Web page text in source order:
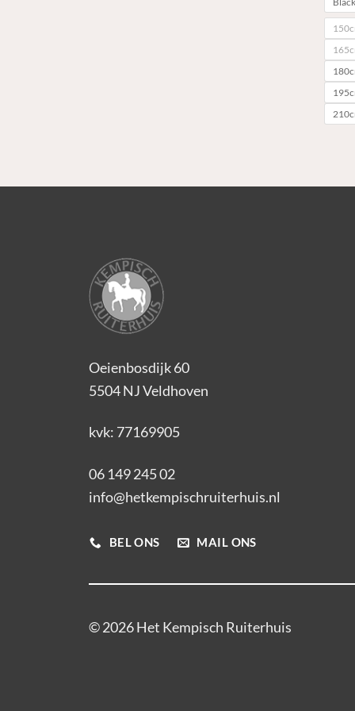
Oeienbosdijk 60
5504 NJ Veldhoven
kvk: 77169905
06 149 245 02
info@hetkempischruiterhuis.nl
BEL ONS MAIL ONS
© 2026 Het Kempisch Ruiterhuis